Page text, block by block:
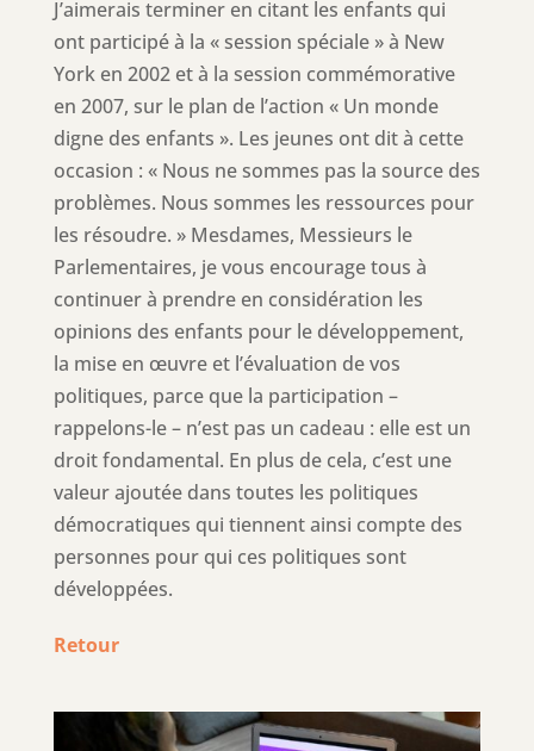
J’aimerais terminer en citant les enfants qui
ont participé à la « session spéciale » à New
York en 2002 et à la session commémorative
en 2007, sur le plan de l’action « Un monde
digne des enfants ». Les jeunes ont dit à cette
occasion : « Nous ne sommes pas la source des
problèmes. Nous sommes les ressources pour
les résoudre. » Mesdames, Messieurs le
Parlementaires, je vous encourage tous à
continuer à prendre en considération les
opinions des enfants pour le développement,
la mise en œuvre et l’évaluation de vos
politiques, parce que la participation –
rappelons-le – n’est pas un cadeau : elle est un
droit fondamental. En plus de cela, c’est une
valeur ajoutée dans toutes les politiques
démocratiques qui tiennent ainsi compte des
personnes pour qui ces politiques sont
développées.
Retour